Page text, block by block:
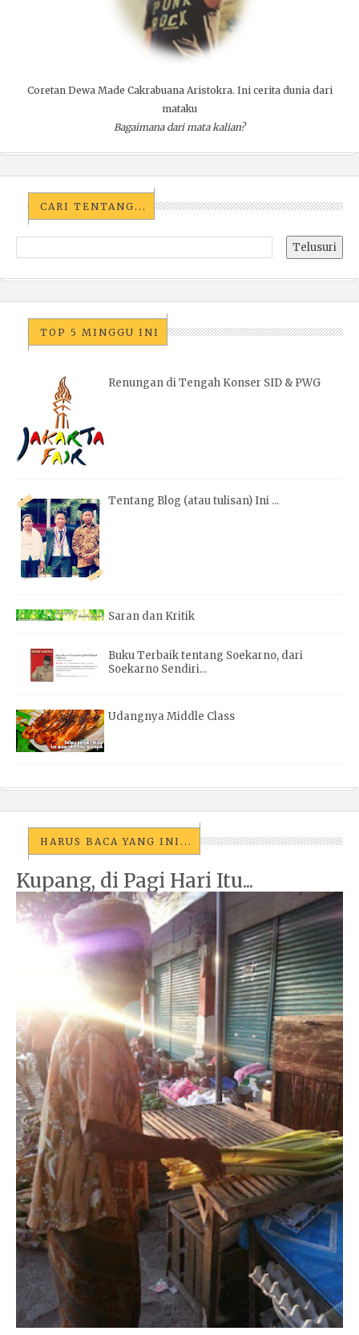
Coretan Dewa Made Cakrabuana Aristokra. Ini cerita dunia dari
mataku
Bagaimana dari mata kalian?
CARI TENTANG...
TOP 5 MINGGU INI
Renungan di Tengah Konser SID & PWG
Tentang Blog (atau tulisan) Ini ...
Saran dan Kritik
Buku Terbaik tentang Soekarno, dari
Soekarno Sendiri...
Udangnya Middle Class
HARUS BACA YANG INI...
Kupang, di Pagi Hari Itu...